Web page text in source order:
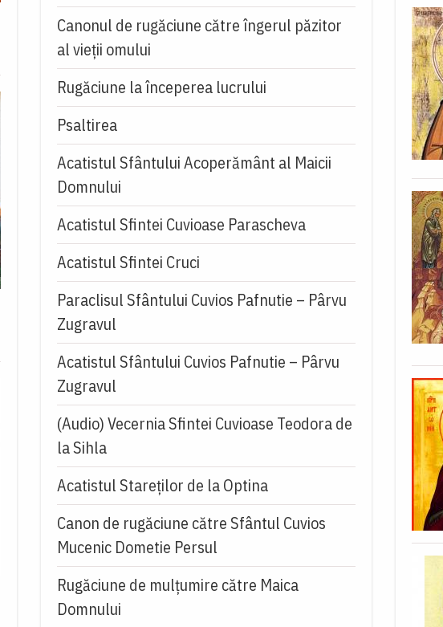
Canonul de rugăciune către îngerul păzitor
al vieții omului
Rugăciune la începerea lucrului
Psaltirea
Acatistul Sfântului Acoperământ al Maicii
Domnului
Acatistul Sfintei Cuvioase Parascheva
Acatistul Sfintei Cruci
Paraclisul Sfântului Cuvios Pafnutie – Pârvu
Zugravul
Acatistul Sfântului Cuvios Pafnutie – Pârvu
Zugravul
(Audio) Vecernia Sfintei Cuvioase Teodora de
la Sihla
Acatistul Stareţilor de la Optina
Canon de rugăciune către Sfântul Cuvios
Mucenic Dometie Persul
Rugăciune de mulţumire către Maica
Domnului